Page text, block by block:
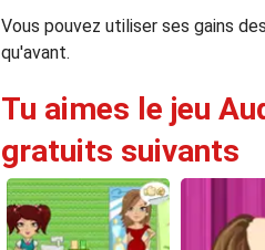
Vous pouvez utiliser ses gains
qu'avant.
Tu aimes le jeu
gratuits suivants